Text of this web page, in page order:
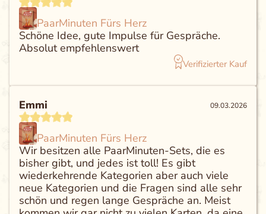
PaarMinuten Fürs Herz
Schöne Idee, gute Impulse für Gespräche.
Absolut empfehlenswert
Verifizierter Kauf
Emmi 09.03.2026
PaarMinuten Fürs Herz
Wir besitzen alle PaarMinuten-Sets, die es
bisher gibt, und jedes ist toll! Es gibt
wiederkehrende Kategorien aber auch viele
neue Kategorien und die Fragen sind alle sehr
schön und regen lange Gespräche an. Meist